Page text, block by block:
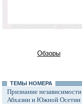
Обзоры
ТЕМЫ НОМЕРА
Признание независимости
Абхазии и Южной Осетии